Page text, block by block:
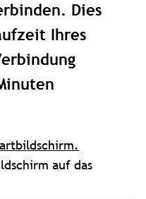
Dies
Ihres
auf das